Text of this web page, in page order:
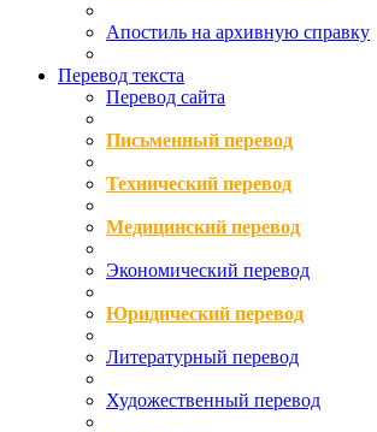
Апостиль на архивную справку
Перевод текста
Перевод сайта
Письменный перевод
Технический перевод
Медицинский перевод
Экономический перевод
Юридический перевод
Литературный перевод
Художественный перевод